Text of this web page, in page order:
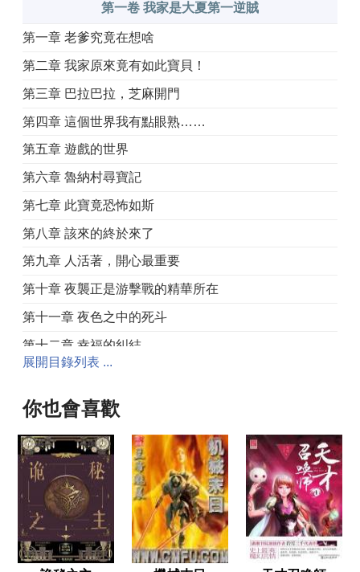
第一卷 我家是大夏第一逆賊
第一章 老爹究竟在想啥
第二章 我家原來竟有如此寶貝！
第三章 巴拉巴拉，芝麻開門
第四章 這個世界我有點眼熟……
第五章 遊戲的世界
第六章 魯納村尋寶記
第七章 此寶竟恐怖如斯
第八章 該來的終於來了
第九章 人活著，開心最重要
第十章 夜襲正是游擊戰的精華所在
第十一章 夜色之中的死斗
第十二章 幸福的糾結
第十三章 升級
第十四章 帝國四大將軍
第十六章 三十四計
第十七章 看我的表演，代價可是很高的
第十八章 一掌打掉一條遊戲路線
第十九章 Mission Completed
第二十章 手都軟了
展開目錄列表 ...
你也會喜歡